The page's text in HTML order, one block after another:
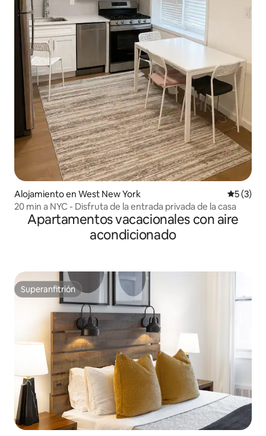
Alojamiento en West New York
5 (3)
20 min a NYC - Disfruta de la entrada privada de la casa
Apartamentos vacacionales con aire
acondicionado
Superanfitrión
Superanfitrión